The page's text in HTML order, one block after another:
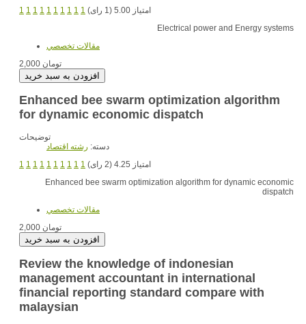
1 1 1 1 1 1 1 1 1 1
امتیاز 5.00 (1 رای)
Electrical power and Energy systems
مقالات تخصصي
2,000 تومان
Enhanced bee swarm optimization algorithm
for dynamic economic dispatch
توضیحات
دسته: رشته اقتصاد
1 1 1 1 1 1 1 1 1 1
امتیاز 4.25 (2 رای)
Enhanced bee swarm optimization algorithm for dynamic economic
dispatch
مقالات تخصصي
2,000 تومان
Review the knowledge of indonesian
management accountant in international
financial reporting standard compare with
malaysian